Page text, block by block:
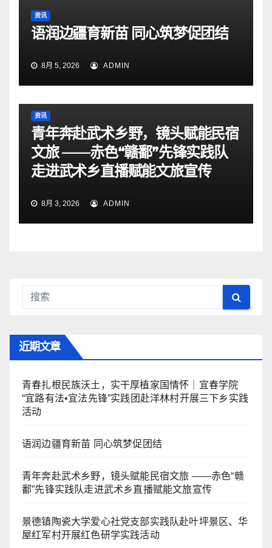
资讯
语润边疆育新苗 同心筑梦促团结
8月 5, 2026 ADMIN
资讯
青年奔赴武术乡野，镜头赋能民宿
文旅 ——赤色“赣鄱”先锋实践队
走进武术乡直播赋能文旅宣传
8月 3, 2026 ADMIN
近期文章
青春扎根民族沃土，实干厚植家国情怀｜宜春学院
“宜路有法•宜法先锋”实践团赴洋林村开展三下乡实践
活动
语润边疆育新苗 同心筑梦促团结
青年奔赴武术乡野，镜头赋能民宿文旅 ——赤色“赣
鄱”先锋实践队走进武术乡直播赋能文旅宣传
景德镇陶瓷大学爱心社党支部实践队赴叶坪景区、华
屋红军村开展红色研学实践活动